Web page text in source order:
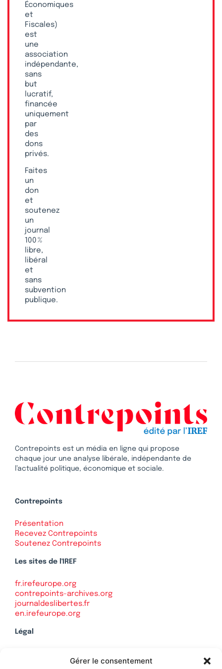
Gérer le consentement
Économiques
et
Fiscales)
est
une
association
indépendante,
sans
but
lucratif,
financée
uniquement
par
des
dons
privés.
Faites
un
don
et
soutenez
un
journal
100 %
libre,
libéral
et
sans
subvention
publique.
Contrepoints est un média en ligne qui propose
chaque jour une analyse libérale, indépendante de
l’actualité politique, économique et sociale.
Contrepoints
Présentation
Recevez Contrepoints
Soutenez Contrepoints
Les sites de l'IREF
fr.irefeurope.org
contrepoints-archives.org
journaldeslibertes.fr
en.irefeurope.org
Légal
Politique de confidentialité